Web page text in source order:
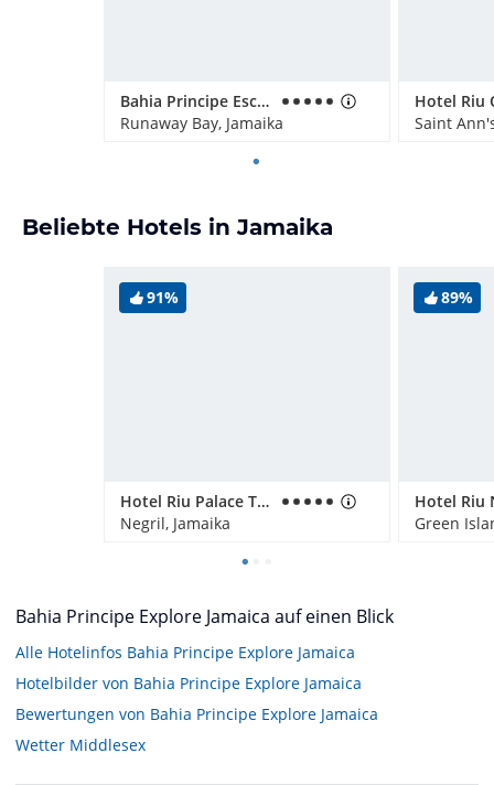
Bahia Principe Escape Runaway Bay - Adults only
Runaway Bay, Jamaika
Hotel Riu
Saint
Beliebte Hotels in Jamaika
91%
Hotel Riu Palace Tropical Bay
Negril, Jamaika
89%
Hotel Riu
Green
Bahia Principe Explore Jamaica auf einen Blick
Alle Hotelinfos Bahia Principe Explore Jamaica
Hotelbilder von Bahia Principe Explore Jamaica
Bewertungen von Bahia Principe Explore Jamaica
Wetter Middlesex